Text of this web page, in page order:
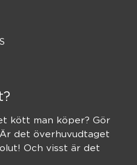
kött man köper? Gör
det överhuvudtaget
Och visst är det